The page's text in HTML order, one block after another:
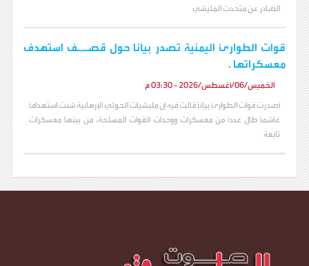
الصادر عن متحدث المليشي
قوات الطوارئ اليمنية تصدر بيانا حول قصـ,ـف استهدف
معسكراتها .
الخميس/06/أغسطس/2026 - 03:30 م
أصدرت قوات الطوارئ بياناً قالت فيه إن مليشيات الحوثي الإرهابية شنت استهدافاً
غاشماً طال عدداً من معسكرات ووحدات القوات المسلحة، من بينها معسكرات
تابعة